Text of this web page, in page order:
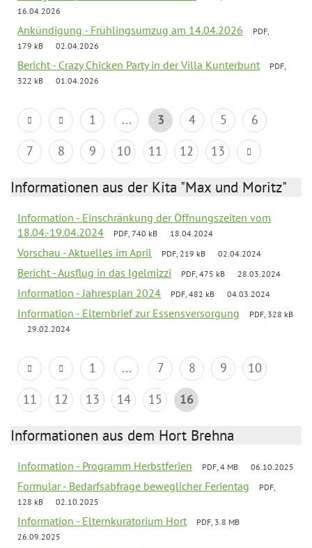
16.04.2026
Ankündigung - Frühlingsumzug am 14.04.2026
PDF,
179 kB
02.04.2026
Bericht - Crazy Chicken Party in der Villa Kunterbunt
PDF,
322 kB
01.04.2026
1 ... 3 4 5
6
7
8 9 10 11 12 13
Informationen aus der Kita "Max und Moritz"
Information - Einschränkung der Öffnungszeiten vom
18.04.-19.04.2024
PDF, 740 kB 18.04.2024
Vorschau - Aktuelles im April PDF, 219 kB 02.04.2024
Bericht - Ausflug in das Igelmizzi PDF, 475 kB 28.03.2024
Information - Jahresplan 2024 PDF, 482 kB 04.03.2024
Information - Elternbrief zur Essensversorgung
PDF, 328 kB
29.02.2024
1 ... 7 8 9
10
11
12 13 14 15 16
Informationen aus dem Hort Brehna
Information - Programm Herbstferien PDF, 4 MB 06.10.2025
Formular - Bedarfsabfrage beweglicher Ferientag
PDF,
128 kB
02.10.2025
Information - Elternkuratorium Hort
PDF, 3.8 MB
26.09.2025